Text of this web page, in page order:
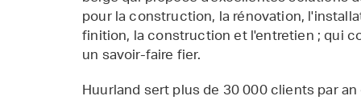
pour la construction, la rénovation,
finition, la construction et l'entretien ; qui
un savoir-faire fier.
Huurland sert plus de 30 000 clients par an